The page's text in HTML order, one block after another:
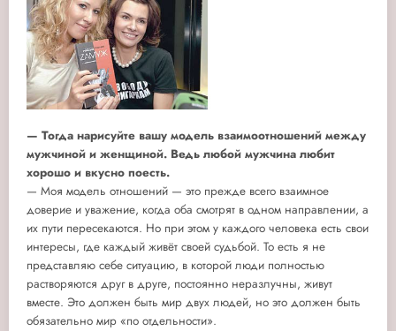
— Тогда нарисуйте вашу модель взаимоотношений между
мужчиной и женщиной. Ведь любой мужчина любит
хорошо и вкусно поесть.
— Моя модель отношений — это прежде всего взаимное
доверие и уважение, когда оба смотрят в одном направлении, а
их пути пересекаются. Но при этом у каждого человека есть свои
интересы, где каждый живёт своей судьбой. То есть я не
представляю себе ситуацию, в которой люди полностью
растворяются друг в друге, постоянно неразлучны, живут
вместе. Это должен быть мир двух людей, но это должен быть
обязательно мир «по отдельности».